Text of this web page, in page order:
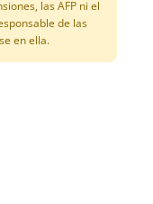
las AFP ni el
de las
en ella.